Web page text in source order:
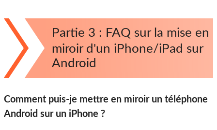
Partie 3 : FAQ sur la mise en
miroir d'un iPhone/iPad sur
Android
Comment puis-je mettre en miroir un téléphone
Android sur un iPhone ?